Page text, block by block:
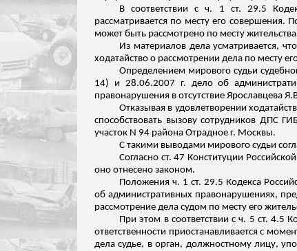
В соответствии с ч. 1 ст. 29.5
рассматривается по месту его совершения.
может быть рассмотрено по месту
Из материалов дела усматривается,
ходатайство о рассмотрении дела по месту
Определением мирового судьи
14) и 28.06.2007 г. дело об
правонарушения в отсутствие Ярославцева
Отказывая в удовлетворении
способствовать вызову сотрудников ДПС ГИ
участок N 94 района Отрадное г. Москвы.
С такими выводами мирового судьи
Согласно ст. 47 Конституции
оно отнесено законом.
Положения ч. 1 ст. 29.5 Кодекса
об административных правонарушениях,
рассмотрение дела судом по месту его
При этом в соответствии с ч. 5 ст. 4.5
ответственности приостанавливается с
дела судье, в орган, должностному лицу,